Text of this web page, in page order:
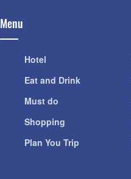
Menu
Hotel
Eat and Drink
Must do
Shopping
Plan You Trip